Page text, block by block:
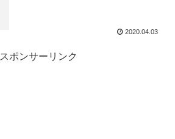
2020.04.03
スポンサーリンク